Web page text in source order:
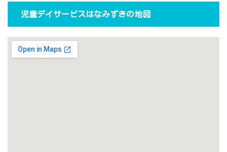
児童デイサービスはなみずきの地図